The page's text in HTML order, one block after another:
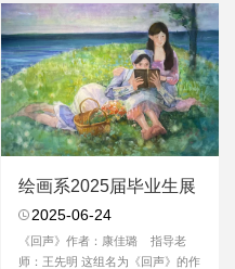
绘画系2025届毕业生展
2025-06-24
《回声》作者：康佳璐 指导老
师：王先明 这组名为《回声》的作